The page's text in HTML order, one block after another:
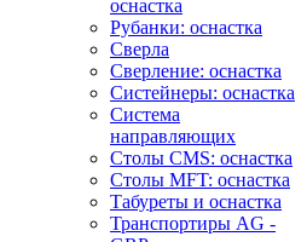
оснастка
Рубанки: оснастка
Сверла
Сверление: оснастка
Систейнеры: оснастка
Система
направляющих
Столы CMS: оснастка
Столы MFT: оснастка
Табуреты и оснастка
Транспортиры AG -